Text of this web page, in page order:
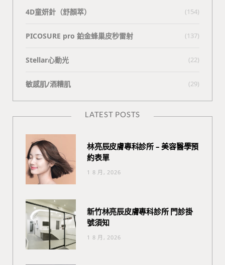
4D童妍針（舒顏萃） (154)
PICOSURE pro 鉑金蜂巢皮秒雷射 (137)
Stellar心動光 (22)
敏感肌/酒糟肌 (29)
LATEST POSTS
林亮辰皮膚專科診所 – 美容醫學預
約表單
1 8 月, 2026
新竹林亮辰皮膚專科診所 門診掛
號須知
1 8 月, 2026